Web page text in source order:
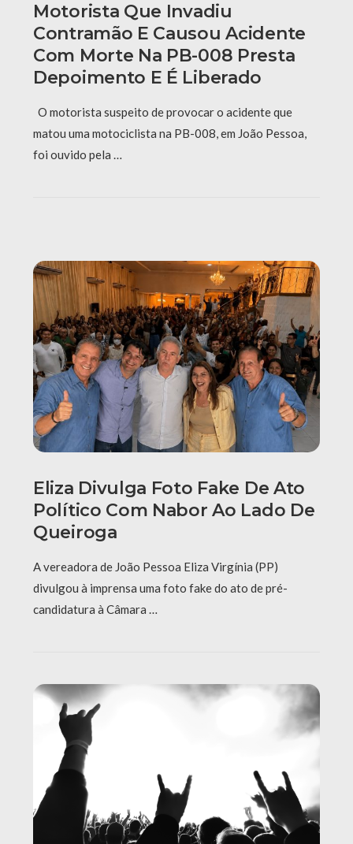
Motorista Que Invadiu
Contramão E Causou Acidente
Com Morte Na PB-008 Presta
Depoimento E É Liberado
O motorista suspeito de provocar o acidente que
matou uma motociclista na PB-008, em João Pessoa,
foi ouvido pela …
Eliza Divulga Foto Fake De Ato
Político Com Nabor Ao Lado De
Queiroga
A vereadora de João Pessoa Eliza Virgínia (PP)
divulgou à imprensa uma foto fake do ato de pré-
candidatura à Câmara …